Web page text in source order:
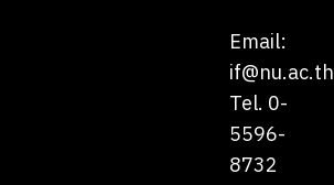
Email:
if@nu.ac.th
Tel. 0-
5596-
8732